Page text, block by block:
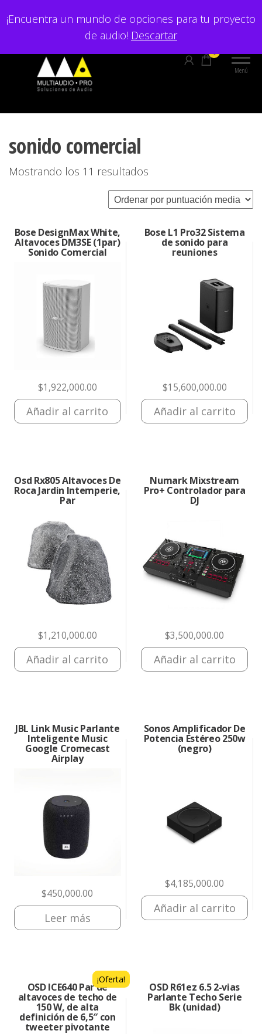
al¡Encuentra un mundo de opciones para tu proyecto
de audio! Descartar
Menú
0
sonido comercial
Mostrando los 11 resultados
por
puntuación
Bose DesignMax White,
Altavoces DM3SE (1par)
Sonido Comercial
$1,922,000.00
Añadir al carrito
Bose L1 Pro32 Sistema
de sonido para
reuniones
$15,600,000.00
Añadir al carrito
Osd Rx805 Altavoces De
Roca Jardin Intemperie,
Par
$1,210,000.00
Añadir al carrito
Numark Mixstream
Pro+ Controlador para
DJ
$3,500,000.00
Añadir al carrito
JBL Link Music Parlante
Inteligente Music
Google Cromecast
Airplay
$450,000.00
Leer más
Sonos Amplificador De
Potencia Estéreo 250w
(negro)
$4,185,000.00
Añadir al carrito
OSD ICE640 Par de
altavoces de techo de
150 W, de alta
definición de 6,5″ con
tweeter pivotante
¡Oferta!
OSD R61ez 6.5 2-vias
Parlante Techo Serie
Bk (unidad)